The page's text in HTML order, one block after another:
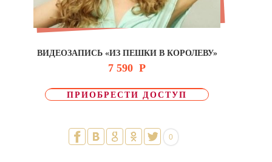
ВИДЕОЗАПИСЬ «ИЗ ПЕШКИ В КОРОЛЕВУ»
7 590 Р
ПРИОБРЕСТИ ДОСТУП
0